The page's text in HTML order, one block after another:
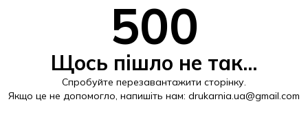
500
Щось пішло не так...
Спробуйте перезавантажити сторінку.
Якщо це не допомогло, напишіть нам: drukarnia.ua@gmail.com